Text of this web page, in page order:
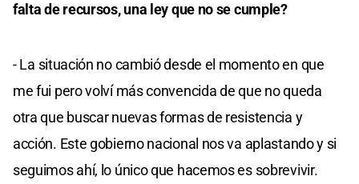
falta de recursos, una ley que no se cumple?
- La situación no cambió desde el momento en que
me fui pero volví más convencida de que no queda
otra que buscar nuevas formas de resistencia y
acción. Este gobierno nacional nos va aplastando y si
seguimos ahí, lo único que hacemos es sobrevivir.